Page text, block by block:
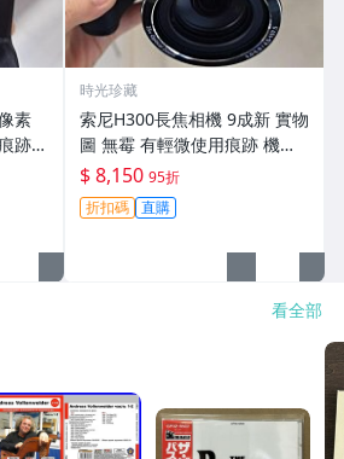
素
跡
-34
時光珍藏
索尼H300長焦相機 9成新 實物
圖 無霉 有輕微使用痕跡 機身
鏡頭原裝 無拆修無翻新-3430
$ 8,150 95折
折扣碼 直購
看全部